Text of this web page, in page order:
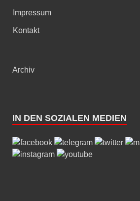
Impressum
Kontakt
Archiv
IN DEN SOZIALEN MEDIEN